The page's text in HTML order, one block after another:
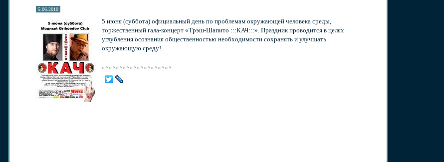
5.06.2010
5 июня (суббота) официальный день по проблемам окружающей человека среды,
торжественный гала-концерт «Трэш-Шапито :::КАЧ:::». Праздник проводится в целях
углубления осознания общественностью необходимости сохранять и улучшать
окружающую среду!
пїЅпїЅпїЅпїЅпїЅпїЅпїЅпїЅпїЅпїЅ: